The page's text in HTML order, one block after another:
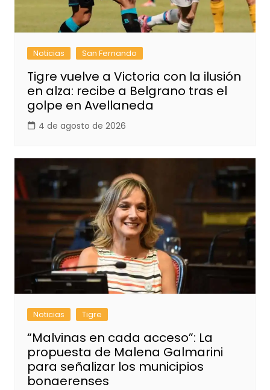
Noticias San Fernando
Tigre vuelve a Victoria con la ilusión
en alza: recibe a Belgrano tras el
golpe en Avellaneda
4 de agosto de 2026
Noticias Tigre
“Malvinas en cada acceso”: La
propuesta de Malena Galmarini
para señalizar los municipios
bonaerenses